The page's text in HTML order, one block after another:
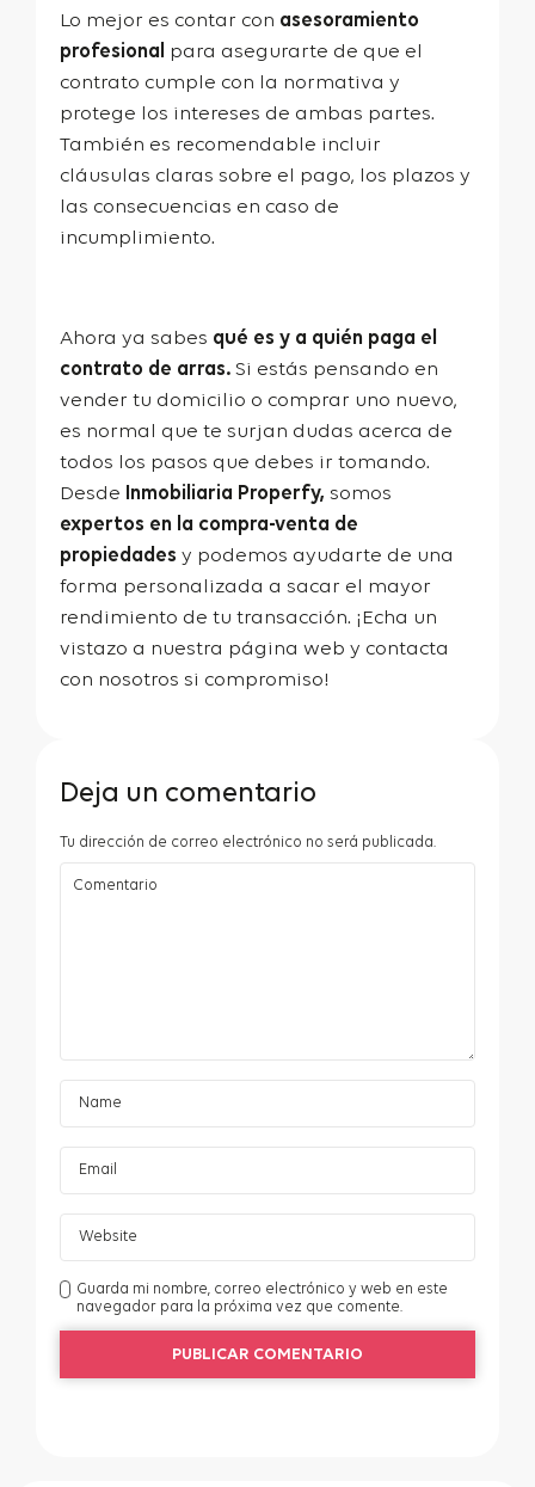
Lo mejor es contar con asesoramiento
profesional
para asegurarte de que el
contrato cumple con la normativa y
protege los intereses de ambas partes.
También es recomendable incluir
cláusulas claras sobre el pago, los plazos y
las consecuencias en caso de
incumplimiento.
Ahora ya sabes qué es y a quién paga el
contrato de arras. Si estás pensando en
vender tu domicilio o comprar uno nuevo,
es normal que te surjan dudas acerca de
todos los pasos que debes ir tomando.
Desde Inmobiliaria Properfy, somos
expertos en la compra-venta de
propiedades y podemos ayudarte de una
forma personalizada a sacar el mayor
rendimiento de tu transacción. ¡Echa un
vistazo a nuestra página web y contacta
con nosotros si compromiso!
Deja un comentario
Tu dirección de correo electrónico no será publicada.
Guarda mi nombre, correo electrónico y web en este
navegador para la próxima vez que comente.